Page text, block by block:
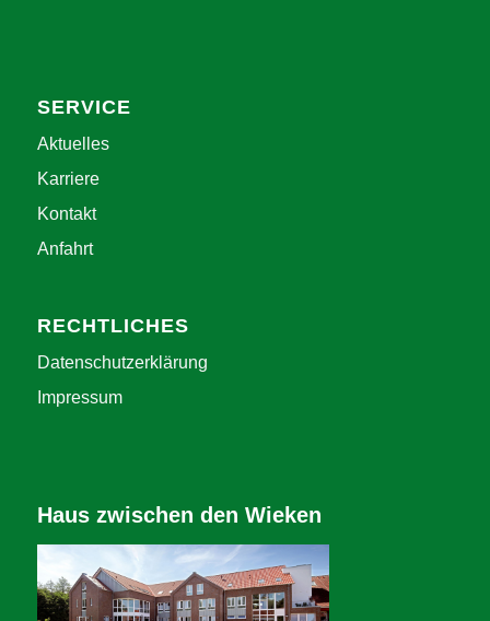
SERVICE
Aktuelles
Karriere
Kontakt
Anfahrt
RECHTLICHES
Datenschutzerklärung
Impressum
Haus zwischen den Wieken